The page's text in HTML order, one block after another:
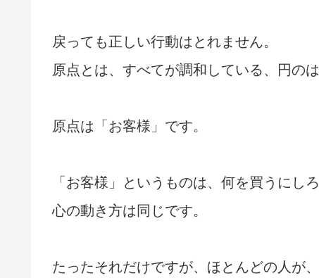
戻っても正しい行動はとれません。
原点とは、すべてが調和している、円の
原点は「お客様」です。
「お客様」というものは、何を買うにし
心の動き方は同じです。
たったそれだけですが、ほとんどの人が